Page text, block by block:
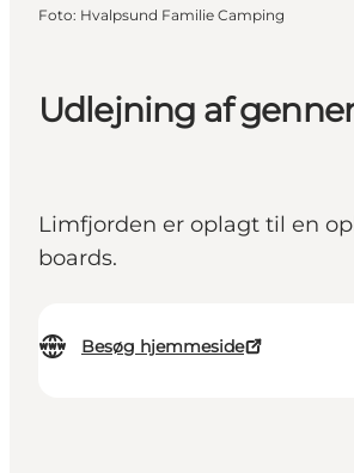
Udlejning af
Limfjorden er oplagt til en
boards.
Besøg hjemmeside
Foto: Hvalpsund Familie Camping